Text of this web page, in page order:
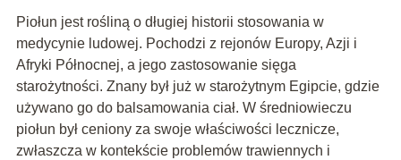
Piołun jest rośliną o długiej historii stosowania w
medycynie ludowej. Pochodzi z rejonów Europy, Azji i
Afryki Północnej, a jego zastosowanie sięga
starożytności. Znany był już w starożytnym Egipcie, gdzie
używano go do balsamowania ciał. W średniowieczu
piołun był ceniony za swoje właściwości lecznicze,
zwłaszcza w kontekście problemów trawiennych i